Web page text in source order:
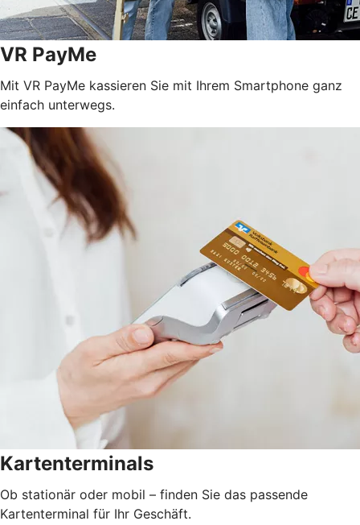
VR PayMe
Mit VR PayMe kassieren Sie mit Ihrem Smartphone ganz
einfach unterwegs.
Kartenterminals
Ob stationär oder mobil – finden Sie das passende
Kartenterminal für Ihr Geschäft.